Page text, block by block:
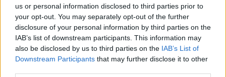
us or personal information disclosed to third parties prior to
your opt-out. You may separately opt-out of the further
disclosure of your personal information by third parties on the
IAB’s list of downstream participants. This information may
also be disclosed by us to third parties on the IAB’s List of
Downstream Participants that may further disclose it to other
Papa Leone a Santa Maria degli Angeli: migliaia di
giovani per il meeting francescano